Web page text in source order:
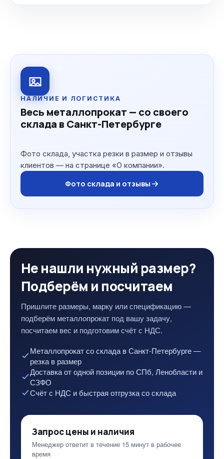
НАЛИЧИЕ И ЛОГИСТИКА
Весь металлопрокат — со своего
склада в Санкт-Петербурге
Фото склада, участка резки в размер и отзывы
клиентов — на странице «О компании».
Фото склада и отзывы
Не нашли нужный размер?
Подберём и посчитаем
Пришлите размеры, марку или спецификацию —
подберём металлопрокат под вашу задачу,
посчитаем вес и подготовим счёт с НДС.
Металлопрокат со склада в Санкт-Петербурге —
резка в размер
Доставка от одной позиции по СПб, Ленобласти и
СЗФО
Счёт с НДС и быстрая отгрузка со склада
Запрос цены и наличия
Менеджер ответит в течение 15 минут в рабочее
время